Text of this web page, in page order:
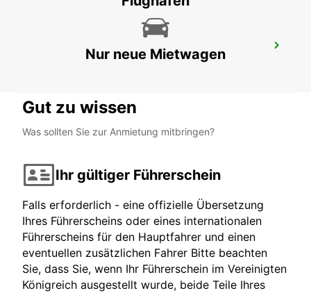
Nur neue Mietwagen
Gut zu wissen
Was sollten Sie zur Anmietung mitbringen?
Ihr gültiger Führerschein
Falls erforderlich - eine offizielle Übersetzung
Ihres Führerscheins oder eines internationalen
Führerscheins für den Hauptfahrer und einen
eventuellen zusätzlichen Fahrer Bitte beachten
Sie, dass Sie, wenn Ihr Führerschein im Vereinigten
Königreich ausgestellt wurde, beide Teile Ihres